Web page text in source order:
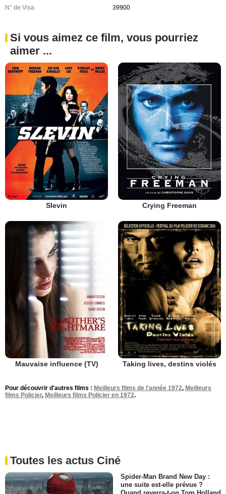
N° de Visa
39900
Si vous aimez ce film, vous pourriez
aimer ...
Slevin Crying Freeman
Mauvaise influence (TV) Taking lives, destins violés
Pour découvrir d'autres films : Meilleurs films de l'année 1972, Meilleurs
films Policier, Meilleurs films Policier en 1972.
Toutes les actus Ciné
Spider-Man Brand New Day :
une suite est-elle prévue ?